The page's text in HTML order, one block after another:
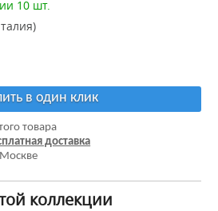
10 шт.
в один клик
товара
доставка
коллекции